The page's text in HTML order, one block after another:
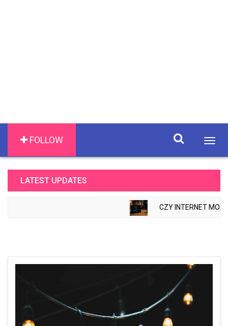
FOLLOW
LATEST UPDATES
CZY INTERNET